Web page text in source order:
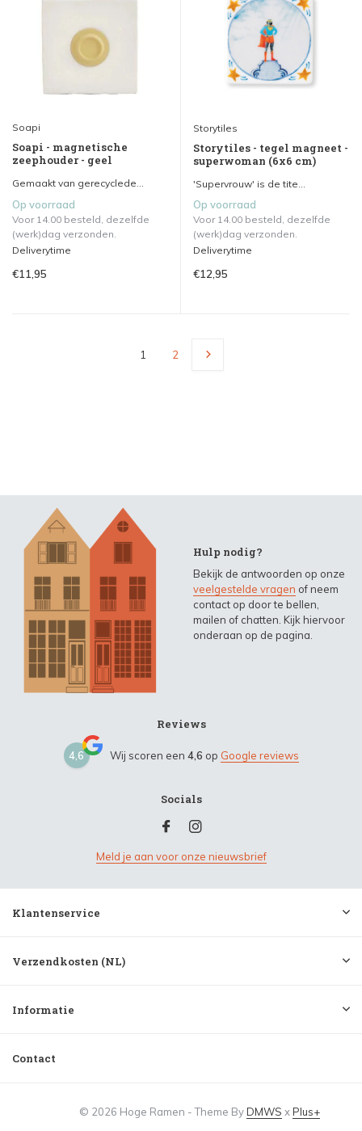
Soapi
Soapi - magnetische
zeephouder - geel
Gemaakt van gerecyclede...
Op voorraad
Voor 14.00 besteld, dezelfde
(werk)dag verzonden.
Deliverytime
€11,95
Storytiles
Storytiles - tegel magneet -
superwoman (6x6 cm)
'Supervrouw' is de tite...
Op voorraad
Voor 14.00 besteld, dezelfde
(werk)dag verzonden.
Deliverytime
€12,95
1 2
Hulp nodig?
Bekijk de antwoorden op onze
veelgestelde vragen of neem
contact op door te bellen,
mailen of chatten. Kijk hiervoor
onderaan op de pagina.
Reviews
4,6 Wij scoren een 4,6 op Google reviews
Socials
Meld je aan voor onze nieuwsbrief
Klantenservice
Verzendkosten (NL)
Informatie
Contact
© 2026 Hoge Ramen - Theme ByDMWS xPlus+